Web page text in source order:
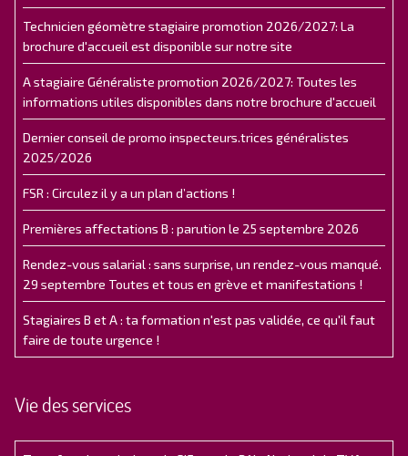
Technicien géomètre stagiaire promotion 2026/2027: La
brochure d'accueil est disponible sur notre site
A stagiaire Généraliste promotion 2026/2027: Toutes les
informations utiles disponibles dans notre brochure d'accueil
Dernier conseil de promo inspecteurs.trices généralistes
2025/2026
FSR : Circulez il y a un plan d’actions !
Premières affectations B : parution le 25 septembre 2026
Rendez-vous salarial : sans surprise, un rendez-vous manqué.
29 septembre Toutes et tous en grève et manifestations !
Stagiaires B et A : ta formation n'est pas validée, ce qu'il faut
faire de toute urgence !
Vie des services